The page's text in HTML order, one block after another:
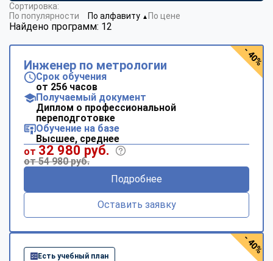
Найдено программ: 12
Сортировка:
По популярности
По алфавиту ▼ По цене
Инженер по метрологии
Срок обучения
от 256 часов
Получаемый документ
Диплом о профессиональной
переподготовке
Обучение на базе
Высшее, среднее
от 32 980 руб.
от 54 980 руб.
Подробнее
Оставить заявку
- 40%
Есть учебный план
- 40%